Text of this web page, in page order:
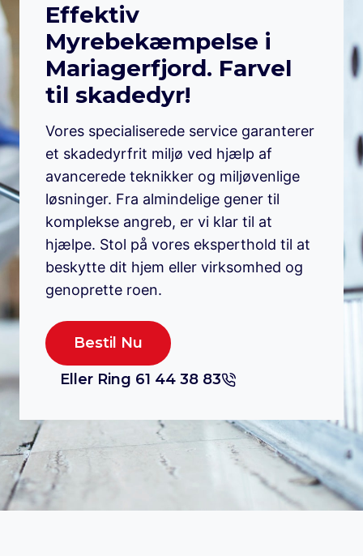
Effektiv
Myrebekæmpelse i
Mariagerfjord. Farvel
til skadedyr!
Vores specialiserede service garanterer
et skadedyrfrit miljø ved hjælp af
avancerede teknikker og miljøvenlige
løsninger. Fra almindelige gener til
komplekse angreb, er vi klar til at
hjælpe. Stol på vores eksperthold til at
beskytte dit hjem eller virksomhed og
genoprette roen.
Bestil Nu
Eller Ring 61 44 38 83